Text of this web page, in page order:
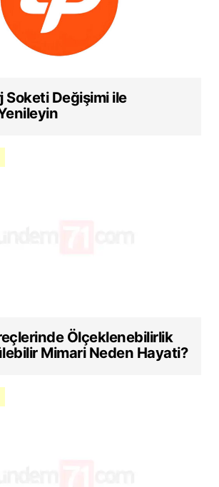
Soketi Değişimi ile
Ölçeklenebilirlik
Mimari Neden Hayati?